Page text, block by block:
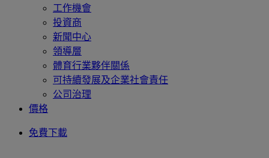
工作機會
投資商
新聞中心
領導層
體育行業夥伴關係
可持續發展及企業社會責任
公司治理
價格
免費下載